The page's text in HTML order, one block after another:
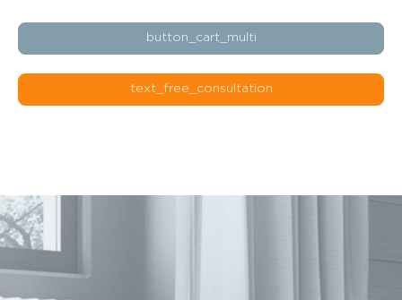
button_cart_multi
text_free_consultation